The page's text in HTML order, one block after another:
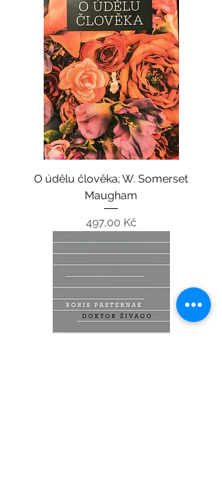
O údělu člověka; W. Somerset
Maugham
Cena
497,00 Kč